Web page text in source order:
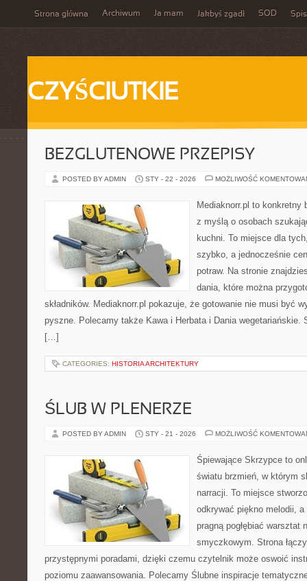
Strona główna Archiwum Ja mam Jakbyś zgadł SOD
CZYŚCIUTKIE
BEZGLUTENOWE PRZEPISY
POSTED BY ADMIN STY - 22 - 2026 MOŻLIWOŚĆ
Mediaknorr.pl to konkretny
z myślą o osobach
kuchni. To miejsce dla
szybko, a jednocześnie
potraw. Na stronie
dania, które można
składników. Mediaknorr.pl pokazuje, że gotowanie nie musi być
pyszne. Polecamy także Kawa i Herbata i Dania wegetariańskie.
[…]
CATEGORIES: HISTORIA ARCHITEKTURY
ŚLUB W PLENERZE
POSTED BY ADMIN STY - 21 - 2026 MOŻLIWOŚĆ
Śpiewające Skrzypce to
światu brzmień, w którym
narracji. To miejsce
odkrywać piękno melodii,
pragną pogłębiać warsztat
smyczkowym. Strona
przystępnymi poradami, dzięki czemu czytelnik może oswoić
poziomu zaawansowania. Polecamy Ślubne inspiracje